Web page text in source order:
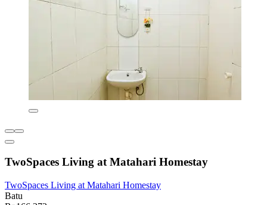
TwoSpaces Living at Matahari Homestay
TwoSpaces Living at Matahari Homestay
Batu